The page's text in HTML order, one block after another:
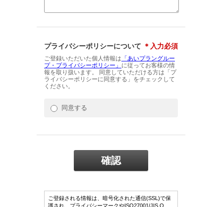
プライバシーポリシーについて ＊入力必須
ご登録いただいた個人情報は 「あいプラングルー
プ・プライバシーポリシー」 に従ってお客様の情
報を取り扱います。 同意していただける方は「プ
ライバシーポリシーに同意する」をチェックして
ください。
同意する
ご登録される情報は、暗号化された通信(SSL)で保
護され、プライバシーマークやISO27001/JIS Q